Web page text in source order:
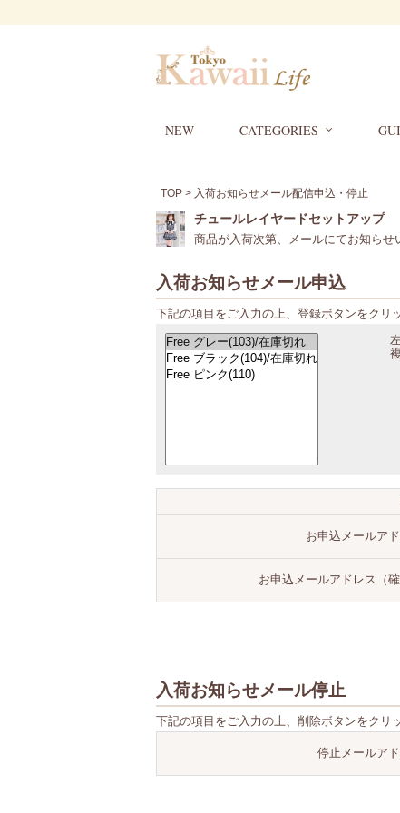
NEW CATEGORIES
TOP > 入荷お知らせメール配信申込・停止
チュールレイヤードセットアップ
商品が入荷次第、メールにてお知らせ
入荷お知らせメール申込
下記の項目をご入力の上、登録ボタンをクリ
お申込メールア
お申込メールアドレス（確
入荷お知らせメール停止
下記の項目をご入力の上、削除ボタンをクリ
停止メールア